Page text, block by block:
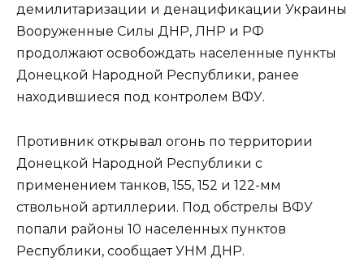
демилитаризации и денацификации Украины
Вооруженные Силы ДНР, ЛНР и РФ
продолжают освобождать населенные пункты
Донецкой Народной Республики, ранее
находившиеся под контролем ВФУ.
Противник открывал огонь по территории
Донецкой Народной Республики с
применением танков, 155, 152 и 122-мм
ствольной артиллерии. Под обстрелы ВФУ
попали районы 10 населенных пунктов
Республики, сообщает УНМ ДНР.